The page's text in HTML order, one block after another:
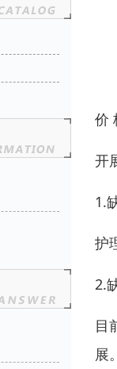
价
开
1.
护
2.
目
展